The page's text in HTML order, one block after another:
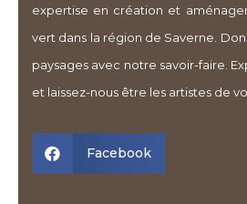
expertise en création et
vert dans la région de Saverne.
paysages avec notre savoir-faire.
et laissez-nous être les artistes de
 Facebook